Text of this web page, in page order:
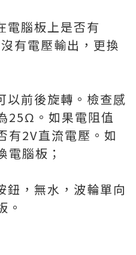
電腦板上是否有
有電壓輸出，更換
以前後旋轉。檢查感
25Ω。如果電阻值
有2V直流電壓。如
電腦板；
鈕，無水，波輪單向
。